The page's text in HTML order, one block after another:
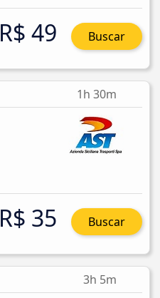
R$ 49 Buscar
1h 30m
R$ 35 Buscar
3h 5m